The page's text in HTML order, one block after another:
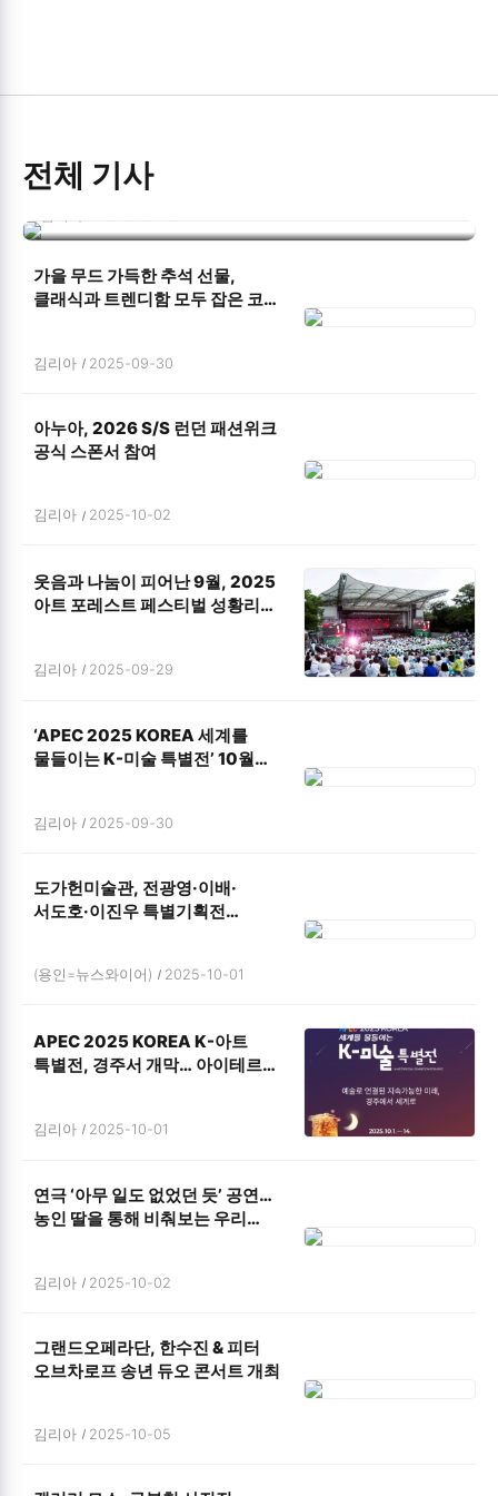
전체 기사
서울패션허브 ‘2025 서울패션페스타’
성황리 개최
가을 무드 가득한 추석 선물,
클래식과 트렌디함 모두 잡은 코치
김리아 2025-09-30
아누아, 2026 S/S 런던 패션위크
공식 스폰서 참여
김리아 2025-10-02
웃음과 나눔이 피어난 9월, 2025
아트 포레스트 페스티벌 성황리
김리아 2025-09-29
‘APEC 2025 KOREA 세계를
물들이는 K-미술 특별전’ 10월
김리아 2025-09-30
도가헌미술관, 전광영·이배·
서도호·이진우 특별기획전
·2관 동시 개최
(용인=뉴스와이어) 2025-10-01
APEC 2025 KOREA K-아트
특별전, 경주서 개막… 아이테르
김리아 2025-10-01
연극 ‘아무 일도 없었던 듯’ 공연…
농인 딸을 통해 비춰보는 우리
김리아 2025-10-02
그랜드오페라단, 한수진 & 피터
오브차로프 송년 듀오 콘서트 개최
김리아 2025-10-05